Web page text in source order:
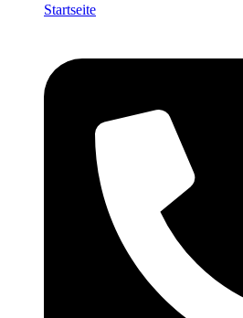
Startseite